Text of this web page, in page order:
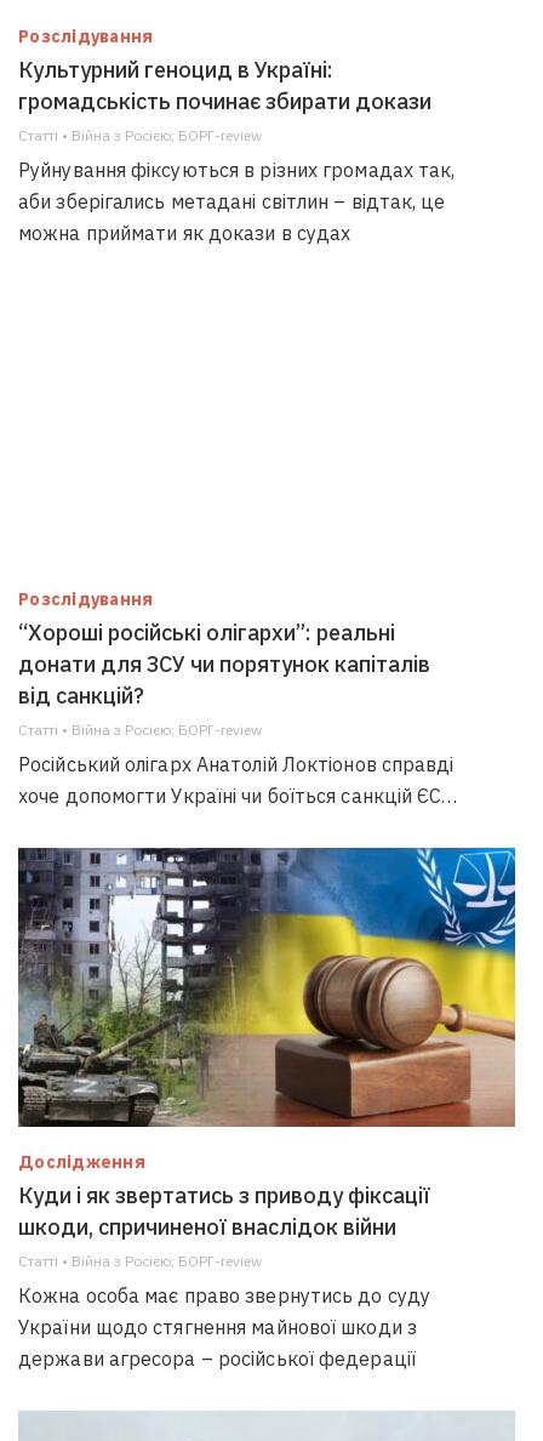
Розслідування
Культурний геноцид в Україні:
громадськість починає збирати докази
Статті • Війна з Росією; БОРГ-review
Руйнування фіксуються в різних громадах так,
аби зберігались метадані світлин – відтак, це
можна приймати як докази в судах
Розслідування
“Хороші російські олігархи”: реальні
донати для ЗСУ чи порятунок капіталів
від санкцій?
Статті • Війна з Росією; БОРГ-review
Російський олігарх Анатолій Локтіонов справді
хоче допомогти Україні чи боїться санкцій ЄС…
Дослідження
Куди і як звертатись з приводу фіксації
шкоди, спричиненої внаслідок війни
Статті • Війна з Росією; БОРГ-review
Кожна особа має право звернутись до суду
України щодо стягнення майнової шкоди з
держави агресора – російської федерації